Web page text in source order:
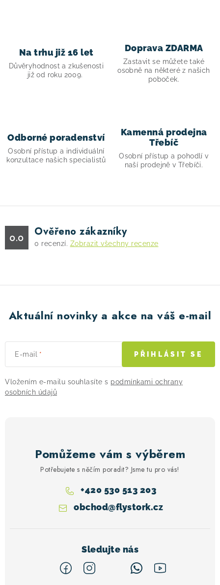
v
p
s
Na trhu již 16 let
Důvěryhodnost a zkušenosti
již od roku 2009.
Doprava ZDARMA
Zastavit se můžete také
osobně na některé z našich
poboček.
Odborné poradenství
Osobní přístup a individuální
konzultace našich specialistů
Kamenná prodejna
Třebíč
Osobní přístup a pohodlí v
naší prodejně v Třebíči.
0.0 Ověřeno zákazníky
0 recenzí. Zobrazit všechny recenze
Aktuální novinky a akce na váš e-mail
E-mail
Vložením e-mailu souhlasíte s podmínkami ochrany
osobních údajů
PŘIHLÁSIT SE
Pomůžeme vám s výběrem
Potřebujete s něčím poradit? Jsme tu pro vás!
obchod@flystork.cz
+420 530 513 203